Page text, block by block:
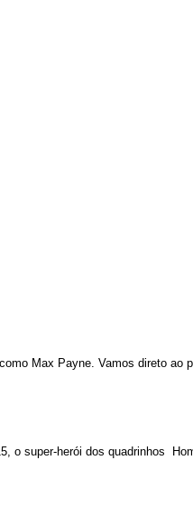
Max Payne. Vamos direto ao
o super-herói dos quadrinhos